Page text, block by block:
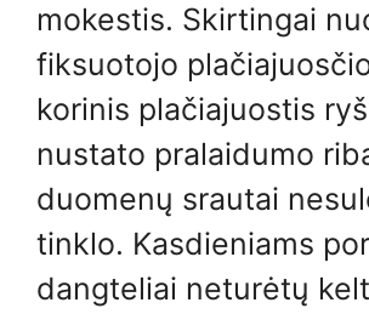
mokestis. Skirtingai
fiksuotojo
korinis plačiajuostis
nustato pralaidumo
duomenų srautai
tinklo. Kasdieniams
dangteliai neturėtų